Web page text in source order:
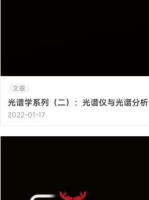
文章
光谱学系列（二）：光谱仪与光谱分析
2022-01-17